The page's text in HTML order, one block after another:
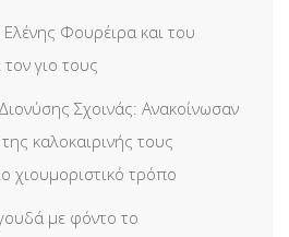
Φουρέιρα και του
γιο τους
Σχοινάς: Ανακοίνωσαν
καλοκαιρινής τους
χιουμοριστικό τρόπο
με φόντο το